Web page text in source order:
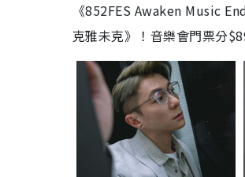
《852FES Awaken Music
克雅未克》！音樂會門票分